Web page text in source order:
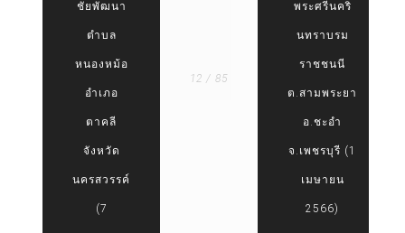
ชัยพัฒนา
ตำบล
หนองหม้อ
อำเภอ
ตาคลี
จังหวัด
นครสวรรค์
(7
12 / 85
พระศรีนคริ
นทราบรม
ราชชนนี
ต.สามพระยา
อ.ชะอำ
จ.เพชรบุรี (1
เมษายน
2566)